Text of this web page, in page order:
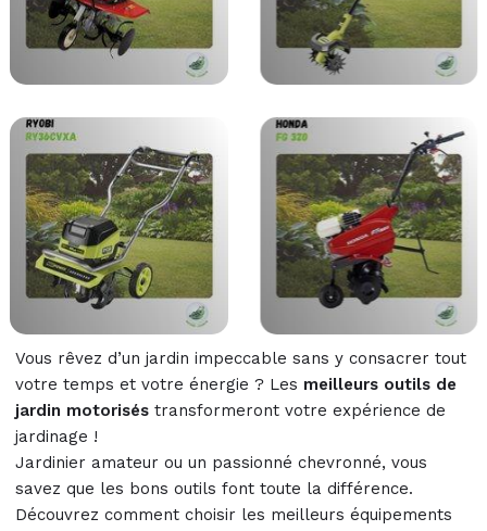
Vous rêvez d’un jardin impeccable sans y consacrer tout
votre temps et votre énergie ? Les meilleurs outils de
jardin motorisés transformeront votre expérience de
jardinage !
Jardinier amateur ou un passionné chevronné, vous
savez que les bons outils font toute la différence.
Découvrez comment choisir les meilleurs équipements